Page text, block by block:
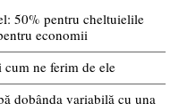
50% pentru cheltuielile
economii
ne ferim de ele
dobânda variabilă cu una